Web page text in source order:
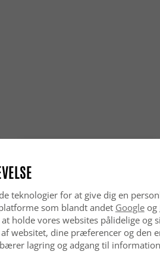
teknologier for at give dig en
som blandt andet Googleog
holde vores websites pålidelige og
websitet, dine præferencer og den
lagring og adgang til